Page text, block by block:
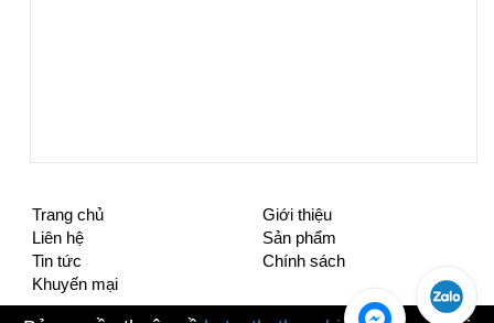
Trang chủ
Giới thiệu
Liên hệ
Sản phẩm
Tin tức
Chính sách
Khuyến mại